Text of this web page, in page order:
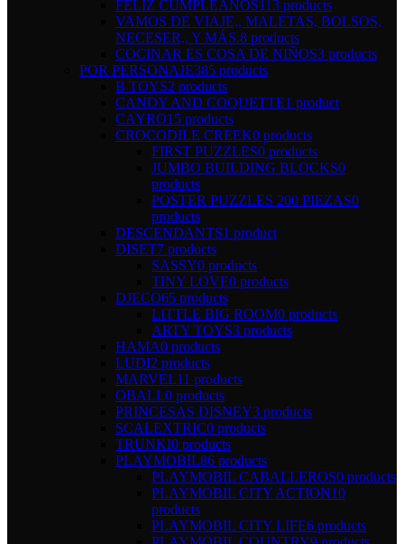
FELIZ CUMPLEAÑOS113 products
VAMOS DE VIAJE,, MALETAS, BOLSOS,
NECESER,, Y MÁS.8 products
COCINAR ES COSA DE NIÑOS3 products
POR PERSONAJE385 products
B TOYS2 products
CANDY AND COQUETTE1 product
CAYRO15 products
CROCODILE CREEK0 products
FIRST PUZZLES0 products
JUMBO BUILDING BLOCKS0
products
POSTER PUZZLES 200 PIEZAS0
products
DESCENDANTS1 product
DISET7 products
SASSY0 products
TINY LOVE0 products
DJECO65 products
LITTLE BIG ROOM0 products
ARTY TOYS3 products
HAMA0 products
LUDI2 products
MARVEL11 products
OBALL0 products
PRINCESAS DISNEY3 products
SCALEXTRIC0 products
TRUNKI0 products
PLAYMOBIL86 products
PLAYMOBIL CABALLEROS0 products
PLAYMOBIL CITY ACTION10
products
PLAYMOBIL CITY LIFE6 products